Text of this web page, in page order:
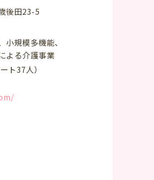
後田23-5
規模多機能、
よる介護事業
ト37人）